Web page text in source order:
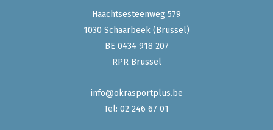
Haachtsesteenweg 579
1030 Schaarbeek (Brussel)
BE 0434 918 207
RPR Brussel
info@okrasportplus.be
Tel: 02 246 67 01